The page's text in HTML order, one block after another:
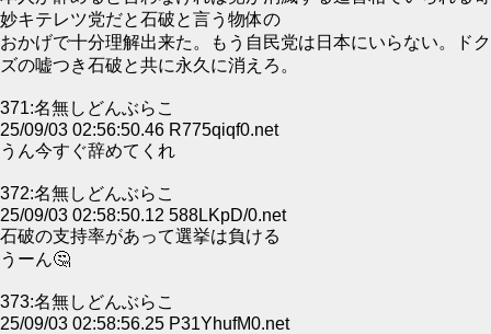
妙キテレツ党だと石破と言う物体の
おかげで十分理解出来た。もう自民党は日本にいらない。ドク
ズの嘘つき石破と共に永久に消えろ。
371:名無しどんぶらこ
25/09/03 02:56:50.46 R775qiqf0.net
うん今すぐ辞めてくれ
372:名無しどんぶらこ
25/09/03 02:58:50.12 588LKpD/0.net
石破の支持率があって選挙は負ける
うーん🤔
373:名無しどんぶらこ
25/09/03 02:58:56.25 P31YhufM0.net